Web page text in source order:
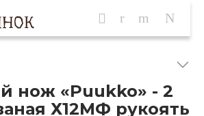
нож «Puukko» - 2
Х12МФ рукоять